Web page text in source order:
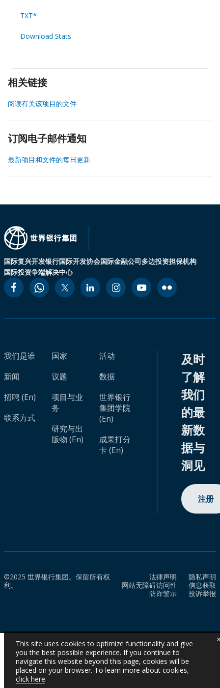
TXT*
Download Stats
相关链接
阅读有关该项目的文件
订阅电子邮件通知
最新项目和文件的每日更新
国际复兴开发银行国际开发协会国际金融公司多边投资担保机构
国际投资争端解决中心
我们是谁
新闻
招聘 (En)
联系方式
国家
议题
项目与业
务
研究与出
版物 (En)
活动
数据
世界银行
集团学院
(En)
成果打分
卡 (En)
及时
了解
我们
的最
新数
据与
洞见
注册
©2025 世界银行集团。保留所有权
利。
法律声明
隐私声明
网站无障碍访问性
信息获取
防诈警示
投诉举报
This site uses cookies to optimize functionality and give
you the best possible experience. If you continue to
navigate this website beyond this page, cookies will be
placed on your browser. To learn more about cookies,
click here.